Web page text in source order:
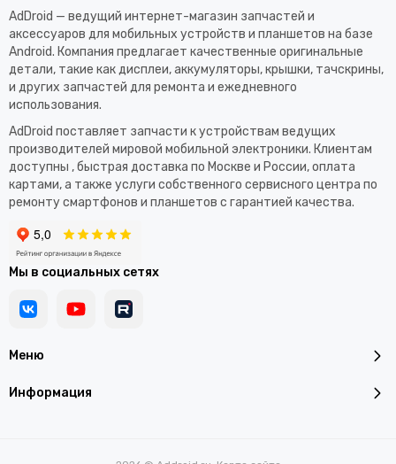
Меню
Информация
AdDroid — ведущий интернет-магазин запчастей и
аксессуаров для мобильных устройств и планшетов на базе
Android. Компания предлагает качественные оригинальные
детали, такие как дисплеи, аккумуляторы, крышки, тачскрины,
и других запчастей для ремонта и ежедневного
использования.​
AdDroid поставляет запчасти к устройствам ведущих
производителей мировой мобильной электроники. Клиентам
доступны , быстрая доставка по Москве и России, оплата
картами, а также услуги собственного сервисного центра по
ремонту смартфонов и планшетов с гарантией качества.
Мы в социальных сетях